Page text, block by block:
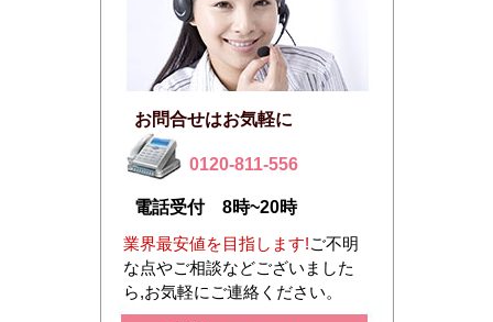
お問合せはお気軽に
0120-811-556
電話受付 8時~20時
業界最安値を目指します!ご不明
な点やご相談などございました
ら,お気軽にご連絡ください。